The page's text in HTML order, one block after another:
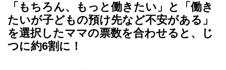
「もちろん、もっと働きたい」と「働き
たいが子どもの預け先など不安がある」
を選択したママの票数を合わせると、じ
つに約6割に！